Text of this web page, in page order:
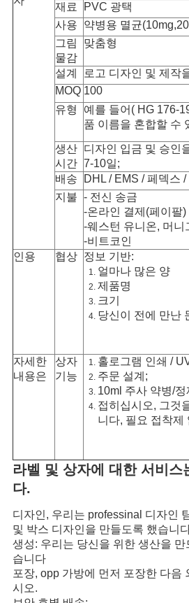
사
PRIVACY
POLICY
재료
PVC 광택
사용
약병용 멸균
그림
물감
맞춤형
설계
로고 디자인 및 제작
MOQ 100
유형
예를 들어( HG 176-
품 이름을 혼합할 수
생산
시간
디자인 입금 및 승인
7-10일;
배송
DHL / EMS / 페덱스
지불 - 전신 송금
-온라인 결제(페이팔)
-웨스턴 유니온, 머니
-비트코인
인용
협상 정보 기반:
얼마나 많은 양
제품명
크기
당신이 전에 만난
자세한
내용은
상자
기능
홀로그램 인쇄 /
주문 설계;
10ml 주사 약병/
접히십시오, 그것
니다, 필요 접착제
라벨 및 상자에 대한 서비스
다.
디자인, 우리는 professinal 디자인
및 박스 디자인을 만들도록 했습니
생성: 우리는 당신을 위한 생산을
습니다
포장, opp 가방에 먼저 포장한 다음
시오.